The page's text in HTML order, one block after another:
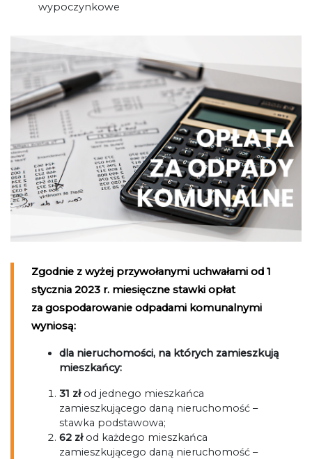
wypoczynkowe
Zgodnie z wyżej przywołanymi uchwałami od 1
stycznia 2023 r. miesięczne stawki opłat
za gospodarowanie odpadami komunalnymi
wyniosą:
dla nieruchomości, na których zamieszkują
mieszkańcy:
31 złod jednego mieszkańca
zamieszkującego daną nieruchomość –
stawka podstawowa;
62 złod każdego mieszkańca
zamieszkującego daną nieruchomość –